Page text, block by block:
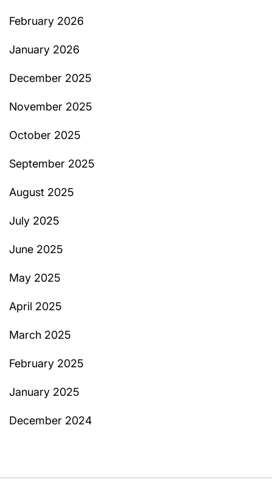
February 2026
January 2026
December 2025
November 2025
October 2025
September 2025
August 2025
July 2025
June 2025
May 2025
April 2025
March 2025
February 2025
January 2025
December 2024